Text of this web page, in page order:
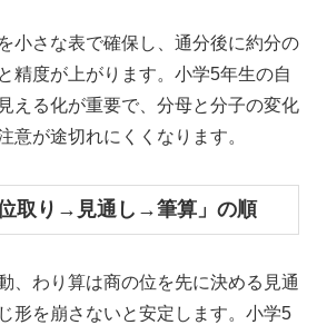
小さな表で確保し、通分後に約分の
精度が上がります。小学5年生の自
える化が重要で、分母と分子の変化
意が途切れにくくなります。
取り→見通し→筆算」の順
、わり算は商の位を先に決める見通
形を崩さないと安定します。小学5